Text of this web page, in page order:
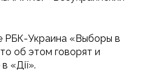
РБК-Украина «Выборы в
об этом говорят и
«Дії».